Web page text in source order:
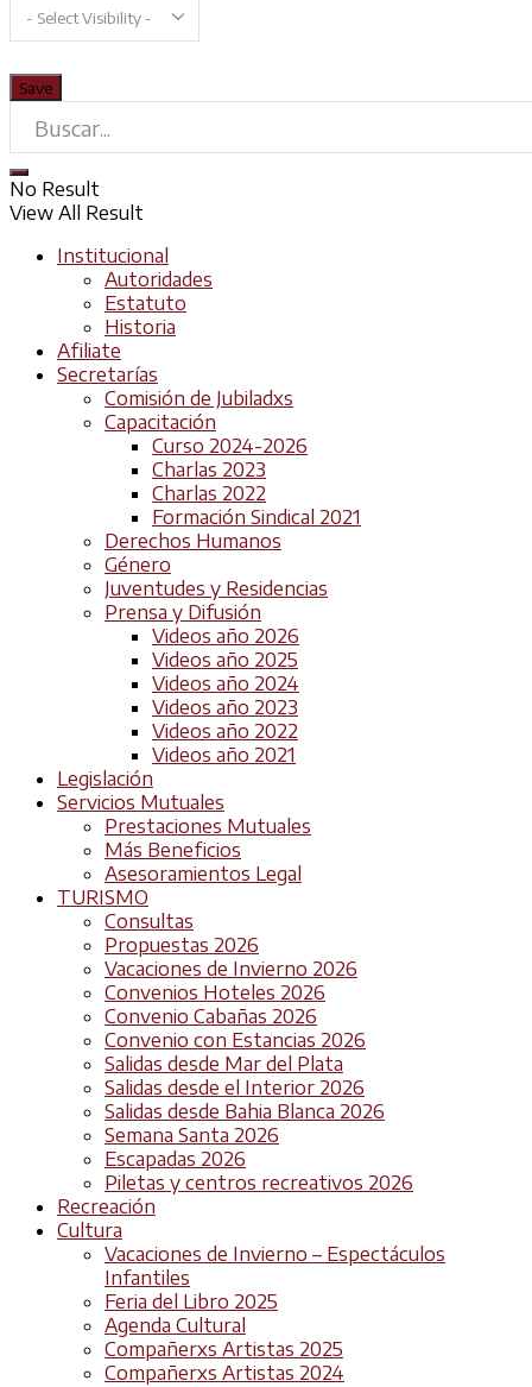
No Result
View All Result
Institucional
Autoridades
Estatuto
Historia
Afiliate
Secretarías
Comisión de Jubiladxs
Capacitación
Curso 2024-2026
Charlas 2023
Charlas 2022
Formación Sindical 2021
Derechos Humanos
Género
Juventudes y Residencias
Prensa y Difusión
Videos año 2026
Videos año 2025
Videos año 2024
Videos año 2023
Videos año 2022
Videos año 2021
Legislación
Servicios Mutuales
Prestaciones Mutuales
Más Beneficios
Asesoramientos Legal
TURISMO
Consultas
Propuestas 2026
Vacaciones de Invierno 2026
Convenios Hoteles 2026
Convenio Cabañas 2026
Convenio con Estancias 2026
Salidas desde Mar del Plata
Salidas desde el Interior 2026
Salidas desde Bahia Blanca 2026
Semana Santa 2026
Escapadas 2026
Piletas y centros recreativos 2026
Recreación
Cultura
Vacaciones de Invierno – Espectáculos
Infantiles
Feria del Libro 2025
Agenda Cultural
Compañerxs Artistas 2025
Compañerxs Artistas 2024